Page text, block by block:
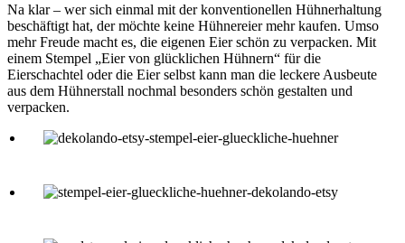
Na klar – wer sich einmal mit der konventionellen Hühnerhaltung
beschäftigt hat, der möchte keine Hühnereier mehr kaufen. Umso
mehr Freude macht es, die eigenen Eier schön zu verpacken. Mit
einem Stempel „Eier von glücklichen Hühnern“ für die
Eierschachtel oder die Eier selbst kann man die leckere Ausbeute
aus dem Hühnerstall nochmal besonders schön gestalten und
verpacken.